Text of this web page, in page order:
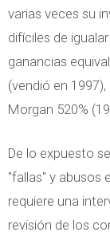
varias veces su
difíciles de
ganancias
(vendió en
Morgan 520%
De lo expuesto
"fallas" y abusos
requiere una
revisión de los